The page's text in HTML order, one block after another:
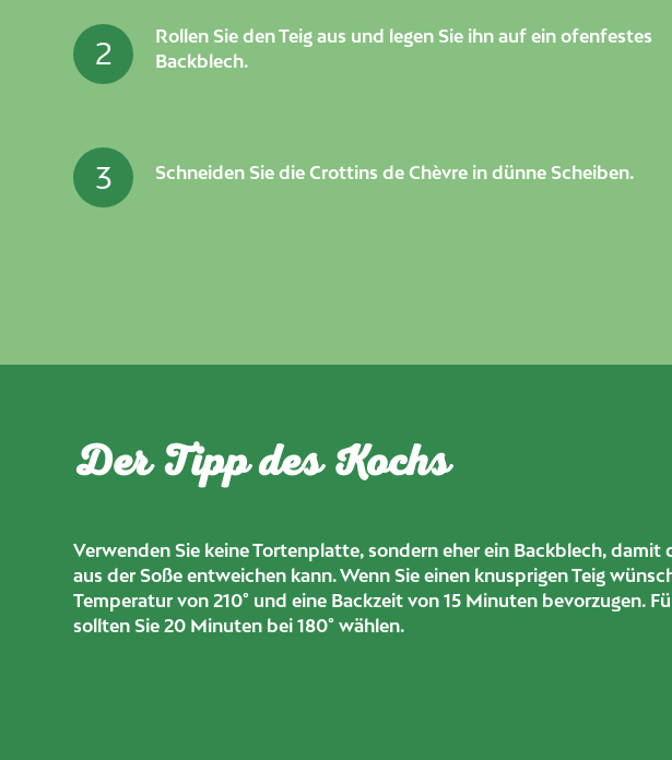
2
Rollen Sie den Teig aus und legen Sie ihn auf ein ofenfestes
Backblech.
3 Schneiden Sie die Crottins de Chèvre in dünne Scheiben.
Der Tipp des Kochs
Verwenden Sie keine Tortenplatte, sondern eher ein Backblech, damit
aus der Soße entweichen kann. Wenn Sie einen knusprigen Teig
Temperatur von 210° und eine Backzeit von 15 Minuten bevorzugen.
sollten Sie 20 Minuten bei 180° wählen.